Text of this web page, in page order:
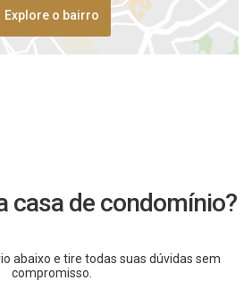
Explore o bairro
casa de condomínio?
abaixo e tire todas suas dúvidas sem
compromisso.